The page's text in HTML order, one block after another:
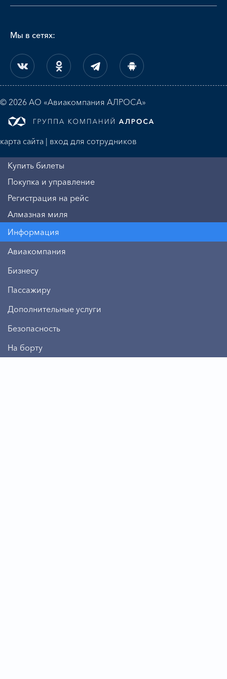
Мы в сетях:
© 2026 АО «Авиакомпания АЛРОСА»
карта сайта | вход для сотрудников
Купить билеты
Покупка и управление
Регистрация на рейс
Алмазная миля
Информация
Авиакомпания
Бизнесу
Пассажиру
Дополнительные услуги
Безопасность
На борту